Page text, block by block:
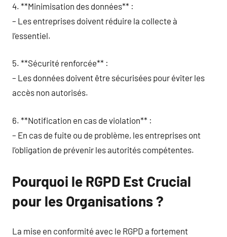
4. **Minimisation des données** :
– Les entreprises doivent réduire la collecte à
l’essentiel.
5. **Sécurité renforcée** :
– Les données doivent être sécurisées pour éviter les
accès non autorisés.
6. **Notification en cas de violation** :
– En cas de fuite ou de problème, les entreprises ont
l’obligation de prévenir les autorités compétentes.
Pourquoi le RGPD Est Crucial
pour les Organisations ?
La mise en conformité avec le RGPD a fortement